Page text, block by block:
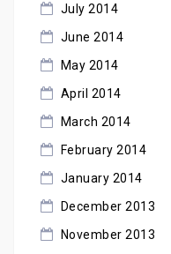
July 2014
June 2014
May 2014
April 2014
March 2014
February 2014
January 2014
December 2013
November 2013